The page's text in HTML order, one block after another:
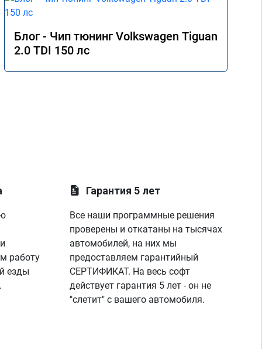
Блог - Чип тюнинг Volkswagen Tiguan
2.0 TDI 150 лс
работу
езды
Гарантия 5 лет
Все наши программные решения
проверены и откатаны на тысячах
автомобилей, на них мы
предоставляем гарантийный
СЕРТИФИКАТ. На весь софт
действует гарантия 5 лет - он не
"слетит" с вашего автомобиля.